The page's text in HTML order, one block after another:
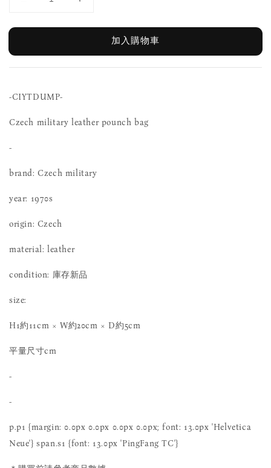
加入購物車
-CIYTDUMP-
Czech military leather pounch bag
-
brand: Czech military
year: 1970s
origin: Czech
material: leather
condition: 庫存新品
size:
H1約11cm × W約20cm × D約5cm
平量尺寸cm
-
-
p.p1 {margin: 0.0px 0.0px 0.0px 0.0px; font: 13.0px 'Helvetica
Neue'} span.s1 {font: 13.0px 'PingFang TC'}